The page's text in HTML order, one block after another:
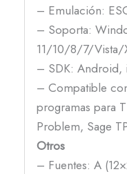
– Emulación:
– Soporta:
11/10/8/7/Vista/
– SDK: Android,
– Compatible
programas para
Problem, Sage
Otros
– Fuentes: A